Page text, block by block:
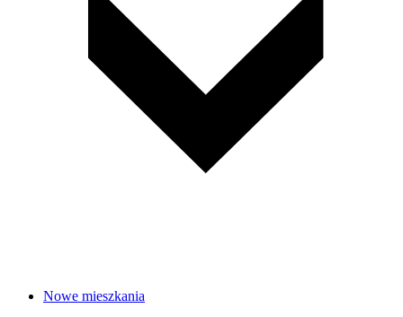
Nowe mieszkania